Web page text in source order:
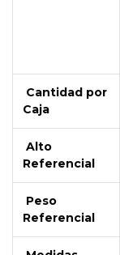
Cantidad por
Caja
Alto
Referencial
Peso
Referencial